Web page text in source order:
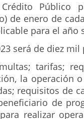
Público
de enero de
para el año
será de diez mil
tarifas;
la operación
requisitos de
de
realizar